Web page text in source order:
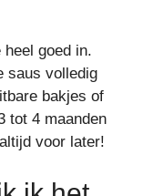
goed in.
saus volledig
bakjes of
tot 4 maanden
voor later!